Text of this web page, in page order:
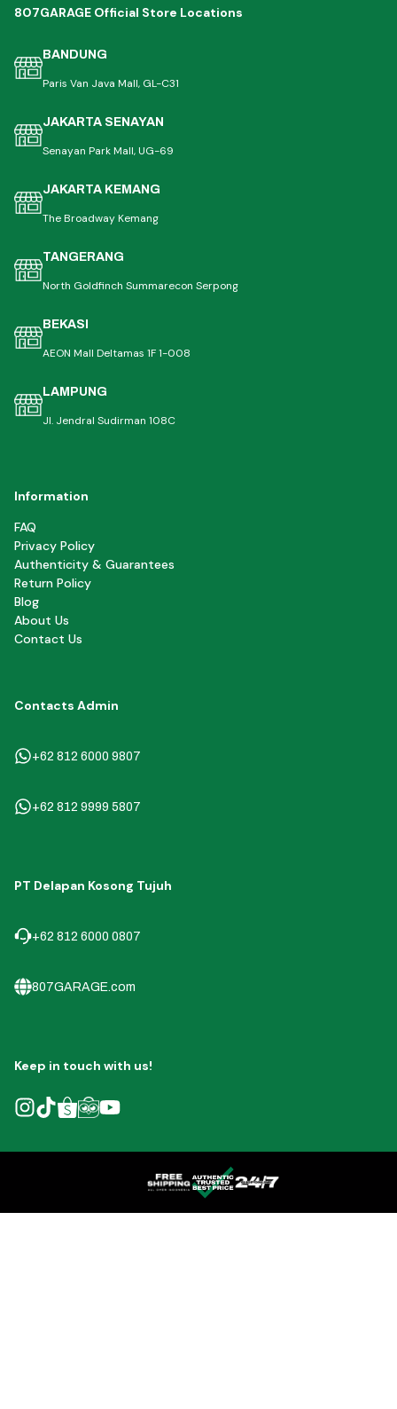
807GARAGE Official Store Locations
BANDUNG
Paris Van Java Mall, GL-C31
JAKARTA SENAYAN
Senayan Park Mall, UG-69
JAKARTA KEMANG
The Broadway Kemang
TANGERANG
North Goldfinch Summarecon Serpong
BEKASI
AEON Mall Deltamas 1F 1-008
LAMPUNG
Jl. Jendral Sudirman 108C
Information
FAQ
Privacy Policy
Authenticity & Guarantees
Return Policy
Blog
About Us
Contact Us
Contacts Admin
+62 812 6000 9807
+62 812 9999 5807
PT Delapan Kosong Tujuh
+62 812 6000 0807
807GARAGE.com
Keep in touch with us!